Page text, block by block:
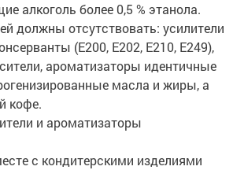
алкоголь более 0,5 % этанола.
должны отсутствовать: усилители
(Е200, Е202, Е210, Е249),
ароматизаторы идентичные
масла и жиры, а
кофе.
и ароматизаторы
с кондитерскими изделиями